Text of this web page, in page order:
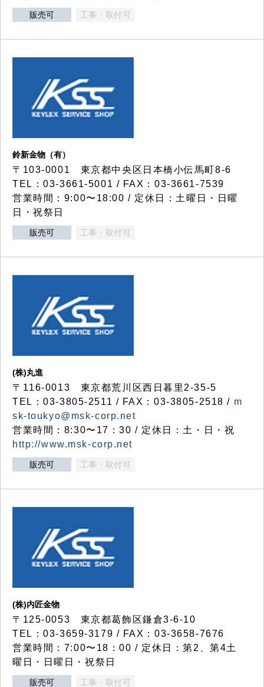
販売可 工事・取付可
鈴新金物（有）
〒103-0001 東京都中央区日本橋小伝馬町8-6
TEL：03-3661-5001 / FAX：03-3661-7539
営業時間：9:00〜18:00 / 定休日：土曜日・日曜
日・祝祭日
販売可 工事・取付可
(株)丸進
〒116-0013 東京都荒川区西日暮里2-35-5
TEL：03-3805-2511 / FAX：03-3805-2518 / m
sk-toukyo@msk-corp.net
営業時間：8:30〜17：30 / 定休日：土・日・祝
http://www.msk-corp.net
販売可 工事・取付可
(株)内匠金物
〒125-0053 東京都葛飾区鎌倉3-6-10
TEL：03-3659-3179 / FAX：03-3658-7676
営業時間：7:00〜18：00 / 定休日：第2、第4土
曜日・日曜日・祝祭日
販売可 工事・取付可